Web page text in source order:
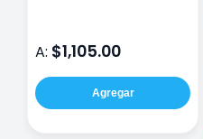
A: $1,105.00
Agregar